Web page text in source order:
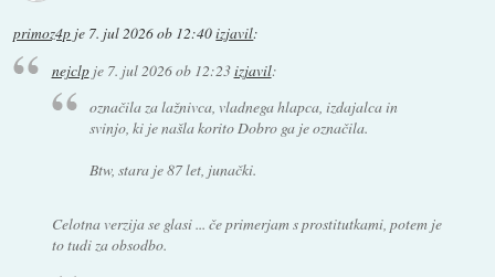
primoz4p je 7. jul 2026 ob 12:40izjavil:
nejclpje 7. jul 2026 ob 12:23izjavil:
označila za lažnivca, vladnega hlapca, izdajalca in
svinjo, ki je našla korito Dobro ga je označila.
Btw, stara je 87 let, junački.
Celotna verzija se glasi ... če primerjam s prostitutkami, potem je
to tudi za obsodbo.